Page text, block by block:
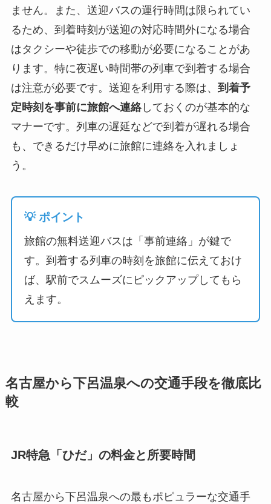
ません。また、送迎バスの運行時間は限られてい
るため、到着時刻が送迎の対応時間外になる場合
はタクシーや徒歩での移動が必要になることがあ
ります。特に夜遅い時間帯の列車で到着する場合
は注意が必要です。送迎を利用する際は、 到着予
定時刻を事前に旅館へ連絡しておくのが基本的な
マナーです。列車の遅延などで到着が遅れる場合
も、できるだけ早めに旅館に連絡を入れましょ
う。
💡 ポイント
旅館の無料送迎バスは「事前連絡」が鍵で
す。到着する列車の時刻を旅館に伝えておけ
ば、駅前でスムーズにピックアップしてもら
えます。
名古屋から下呂温泉への交通手段を徹底比
較
JR特急「ひだ」の料金と所要時間
名古屋から下呂温泉への最もポピュラーな交通手